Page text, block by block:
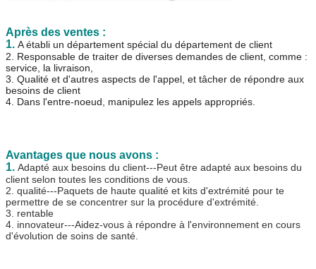
Après des ventes :
1. A établi un département spécial du département de client
2. Responsable de traiter de diverses demandes de client, comme :
service, la livraison,
3. Qualité et d'autres aspects de l'appel, et tâcher de répondre aux
besoins de client
4. Dans l'entre-noeud, manipulez les appels appropriés.
Avantages que nous avons :
1. Adapté aux besoins du client---Peut être adapté aux besoins du
client selon toutes les conditions de vous.
2. qualité---Paquets de haute qualité et kits d'extrémité pour te
permettre de se concentrer sur la procédure d'extrémité.
3. rentable
4. innovateur---Aidez-vous à répondre à l'environnement en cours
d'évolution de soins de santé.